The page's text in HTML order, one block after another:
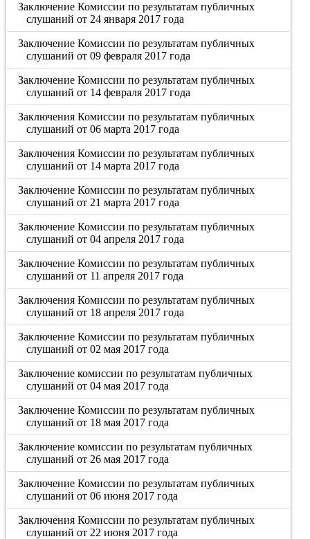
Заключение Комиссии по результатам публичных
слушаний от 24 января 2017 года
Заключение Комиссии по результатам публичных
слушаний от 09 февраля 2017 года
Заключение Комиссии по результатам публичных
слушаний от 14 февраля 2017 года
Заключения Комиссии по результатам публичных
слушаний от 06 марта 2017 года
Заключения Комиссии по результатам публичных
слушаний от 14 марта 2017 года
Заключение Комиссии по результатам публичных
слушаний от 21 марта 2017 года
Заключение Комиссии по результатам публичных
слушаний от 04 апреля 2017 года
Заключение Комиссии по результатам публичных
слушаний от 11 апреля 2017 года
Заключения Комиссии по результатам публичных
слушаний от 18 апреля 2017 года
Заключение Комиссии по результатам публичных
слушаний от 02 мая 2017 года
Заключение комиссии по результатам публичных
слушаний от 04 мая 2017 года
Заключение Комиссии по результатам публичных
слушаний от 18 мая 2017 года
Заключение комиссии по результатам публичных
слушаний от 26 мая 2017 года
Заключение Комиссии по результатам публичных
слушаний от 06 июня 2017 года
Заключения Комиссии по результатам публичных
слушаний от 22 июня 2017 года